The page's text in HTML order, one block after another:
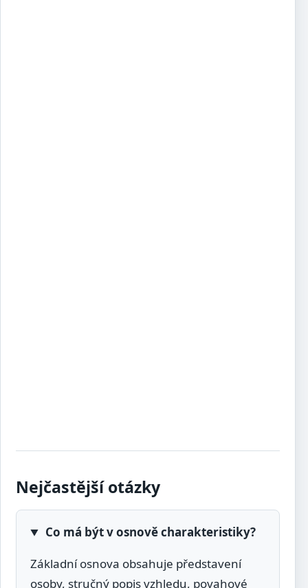
Nejčastější otázky
Co má být v osnově charakteristiky?
Základní osnova obsahuje představení
osoby, stručný popis vzhledu, povahové